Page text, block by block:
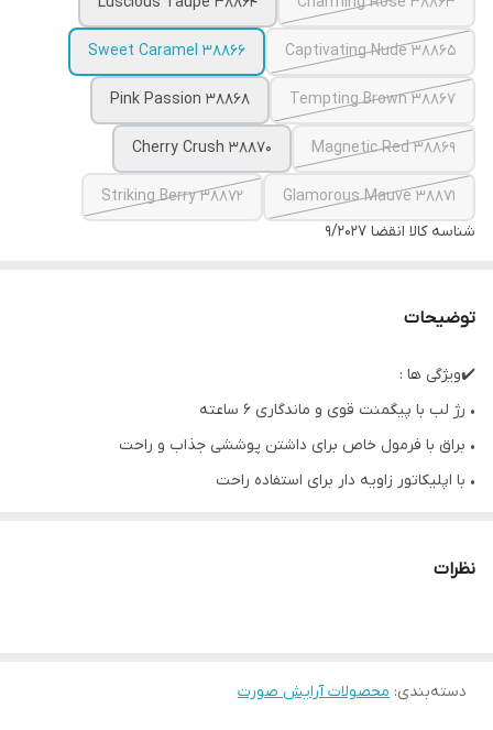
38865 Captivating Nude
38866 Sweet Caramel
38867 Tempting Brown
38868 Pink Passion
38869 Magnetic Red
38870 Cherry Crush
38871 Glamorous Mauve
38872 Striking Berry
شناسه کالا انقضا ۹/۲۰۲۷
توضیحات
✔️ویژگی ها :
• رژ لب با پیگمنت قوی و ماندگاری 6 ساعته
• براق با فرمول خاص برای داشتن پوششی جذاب و راحت
• با اپلیکاتور زاویه دار برای استفاده راحت
• مرطوب کننده لب
نظرات
دسته‌بندی: محصولات آرایش صورت